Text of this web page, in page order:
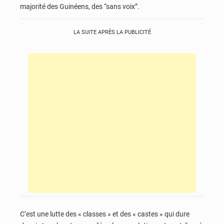
majorité des Guinéens, des “sans voix”.
LA SUITE APRÈS LA PUBLICITÉ
C’est une lutte des « classes » et des « castes » qui dure